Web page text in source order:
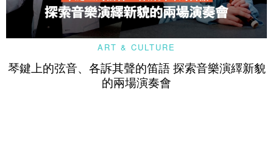
ART & CULTURE
琴鍵上的弦音、各訴其聲的笛語 探索音樂演繹新貌
的兩場演奏會